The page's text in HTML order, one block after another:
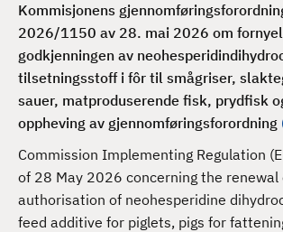
Kommisjonens
2026/1150 av 28. mai 2026 om
godkjenningen av
tilsetningsstoff i fôr til smågriser,
sauer, matproduserende fisk, prydfisk
oppheving av gjennomføringsforordning
Commission Implementing Regulation
of 28 May 2026 concerning the renewal
authorisation of neohesperidine
feed additive for piglets, pigs for